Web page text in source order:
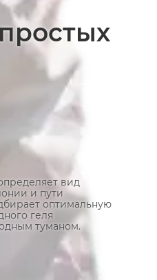
вид
и пути
оптимальную
геля
туманом.